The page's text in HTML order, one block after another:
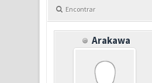
Encontrar
Arakawa